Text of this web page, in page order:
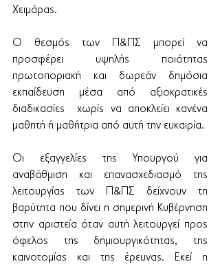
Χειμάρας.
Ο θεσμός των Π&ΠΣ μπορεί να
προσφέρει υψηλής ποιότητας
πρωτοποριακή και δωρεάν δημόσια
εκπαίδευση μέσα από αξιοκρατικές
διαδικασίες  χωρίς να αποκλείει κανένα
μαθητή ή μαθήτρια από αυτή την ευκαιρία.
Οι εξαγγελίες της Υπουργού για
αναβάθμιση και επανασχεδιασμό της
λειτουργίας των Π&ΠΣ δείχνουν τη
βαρύτητα που δίνει η σημερινή Κυβέρνηση
στην αριστεία όταν αυτή λειτουργεί προς
όφελος της δημιουργικότητας, της
καινοτομίας και της έρευνας. Εκεί η